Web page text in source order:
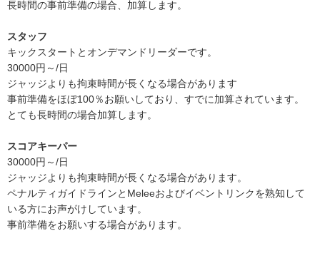
長時間の事前準備の場合、加算します。
スタッフ
キックスタートとオンデマンドリーダーです。
30000円～/日
ジャッジよりも拘束時間が長くなる場合があります
事前準備をほぼ100％お願いしており、すでに加算されています。
とても長時間の場合加算します。
スコアキーパー
30000円～/日
ジャッジよりも拘束時間が長くなる場合があります。
ペナルティガイドラインとMeleeおよびイベントリンクを熟知して
いる方にお声がけしています。
事前準備をお願いする場合があります。